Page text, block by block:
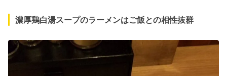
濃厚鶏白湯スープのラーメンはご飯との相性抜群